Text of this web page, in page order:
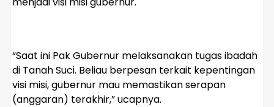
“Saat ini Pak Gubernur melaksanakan tugas ibadah
di Tanah Suci. Beliau berpesan terkait kepentingan
visi misi, gubernur mau memastikan serapan
(anggaran) terakhir,” ucapnya.